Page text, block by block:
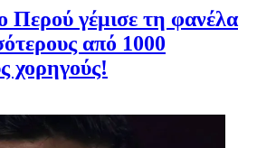
Περού γέμισε τη φανέλα
από 1000
χορηγούς!